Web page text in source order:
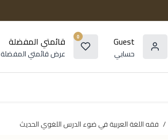
0 قائمتي المفضلة
عرض قائمتي المفضلة
Guest
حسابي
فقه اللغة العربية في ضوء الدرس اللغوي الحديث